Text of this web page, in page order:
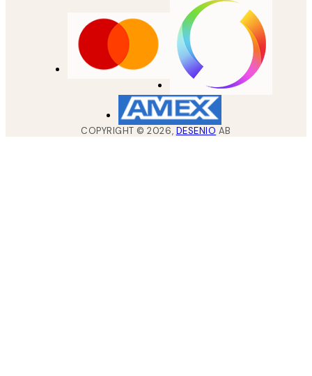
COPYRIGHT ©2026, DESENIO AB